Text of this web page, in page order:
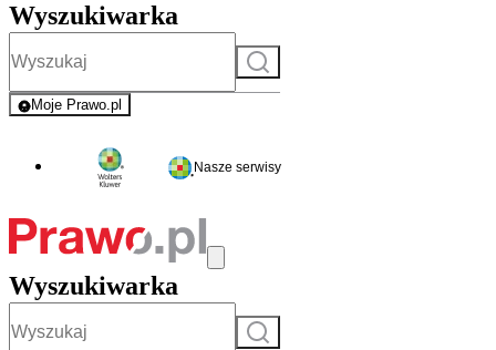
Wyszukiwarka
Szukaj
Moje Prawo.pl
- rejestracja i logowanie do serwisu
Nasze serwisy
Wyszukiwarka
Szukaj